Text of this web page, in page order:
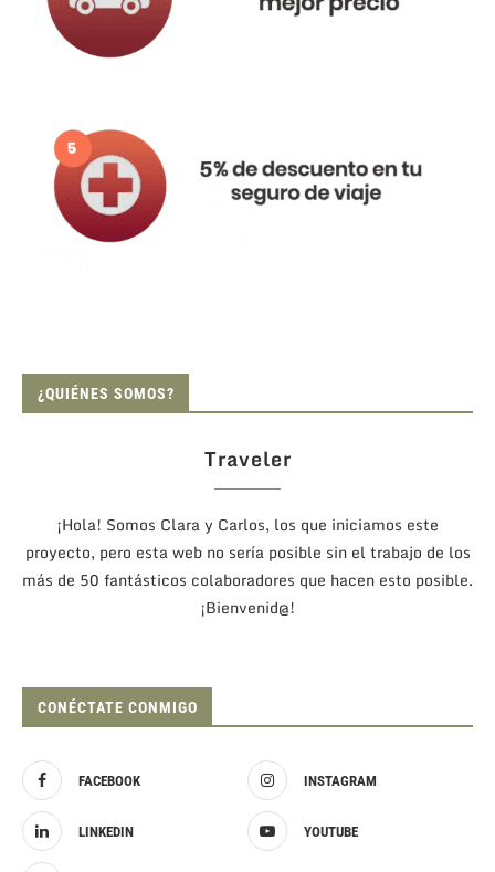
¿QUIÉNES SOMOS?
Traveler
¡Hola! Somos Clara y Carlos, los que iniciamos este
proyecto, pero esta web no sería posible sin el trabajo de los
más de 50 fantásticos colaboradores que hacen esto posible.
¡Bienvenid@!
CONÉCTATE CONMIGO
FACEBOOK INSTAGRAM
LINKEDIN YOUTUBE